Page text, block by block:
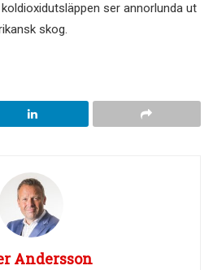
ser annorlunda ut
skog.
Andersson